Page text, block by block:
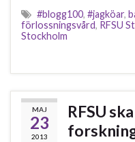
#blogg100, #jagköar,
förlossningsvård, RFSU
Stockholm
MAJ
23
2013
RFSU